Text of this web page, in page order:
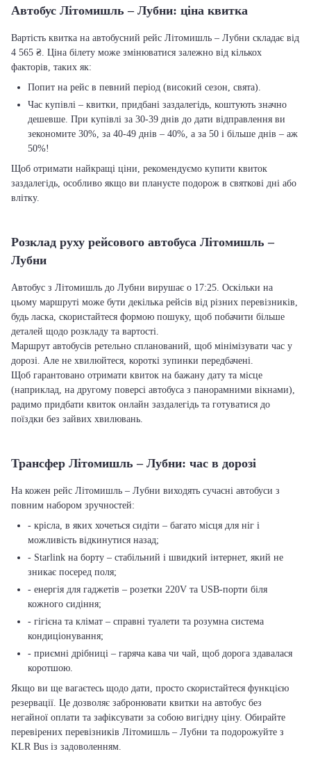
Автобус Літомишль – Лубни: ціна квитка
Вартість квитка на автобусний рейс Літомишль – Лубни складає від
4 565 ₴. Ціна білету може змінюватися залежно від кількох
факторів, таких як:
Попит на рейс в певний період (високий сезон, свята).
Час купівлі – квитки, придбані заздалегідь, коштують значно
дешевше. При купівлі за 30-39 днів до дати відправлення ви
зекономите 30%, за 40-49 днів – 40%, а за 50 і більше днів – аж
50%!
Щоб отримати найкращі ціни, рекомендуємо купити квиток
заздалегідь, особливо якщо ви плануєте подорож в святкові дні або
влітку.
Розклад руху рейсового автобуса Літомишль –
Лубни
Автобус з Літомишль до Лубни вирушає о 17:25. Оскільки на
цьому маршруті може бути декілька рейсів від різних перевізників,
будь ласка, скористайтеся формою пошуку, щоб побачити більше
деталей щодо розкладу та вартості.
Маршрут автобусів ретельно спланований, щоб мінімізувати час у
дорозі. Але не хвилюйтеся, короткі зупинки передбачені.
Щоб гарантовано отримати квиток на бажану дату та місце
(наприклад, на другому поверсі автобуса з панорамними вікнами),
радимо придбати квиток онлайн заздалегідь та готуватися до
поїздки без зайвих хвилювань.
Трансфер Літомишль – Лубни: час в дорозі
На кожен рейс Літомишль – Лубни виходять сучасні автобуси з
повним набором зручностей:
- крісла, в яких хочеться сидіти – багато місця для ніг і
можливість відкинутися назад;
- Starlink на борту – стабільний і швидкий інтернет, який не
зникає посеред поля;
- енергія для гаджетів – розетки 220V та USB-порти біля
кожного сидіння;
- гігієна та клімат – справні туалети та розумна система
кондиціонування;
- приємні дрібниці – гаряча кава чи чай, щоб дорога здавалася
коротшою.
Якщо ви ще вагаєтесь щодо дати, просто скористайтеся функцією
резервації. Це дозволяє забронювати квитки на автобус без
негайної оплати та зафіксувати за собою вигідну ціну. Обирайте
перевірених перевізників Літомишль – Лубни та подорожуйте з
KLR Bus із задоволенням.